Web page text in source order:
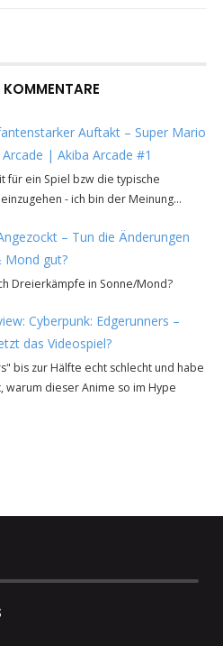
Auftakt – Super Mario
| Akiba Arcade #1
für ein Spiel bzw die typische
- ich bin der Meinung…
– Tun die Änderungen
Mond gut?
Dreierkämpfe in Sonne/Mond?
Cyberpunk: Edgerunners –
das Videospiel?
bis zur Hälfte echt schlecht und habe
warum dieser Anime so im Hype